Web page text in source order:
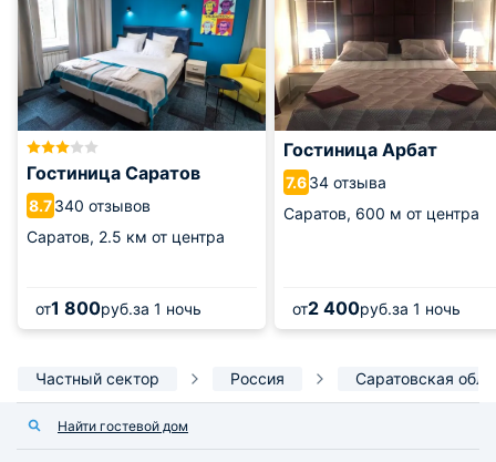
Гостиница Саратов
8.7340 отзывов
Саратов, 2.5 км от центра
от1 800руб.за 1 ночь
Гостиница Арбат
7.634 отзыва
Саратов, 600 м от центра
от2 400руб.за 1 ночь
Частный сектор Россия Саратовская
Найти гостевой дом